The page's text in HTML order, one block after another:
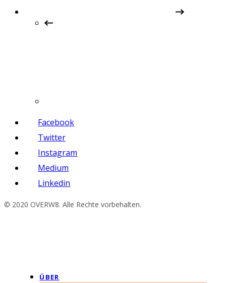
Facebook
Twitter
Instagram
Medium
Linkedin
© 2020 OVERW8. Alle Rechte vorbehalten.
ÜBER